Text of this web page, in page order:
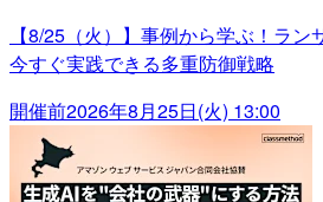
【8/25（火）】事例から学ぶ！ラ
今すぐ実践できる多重防御戦略
開催前2026年8月25日(火) 13:00